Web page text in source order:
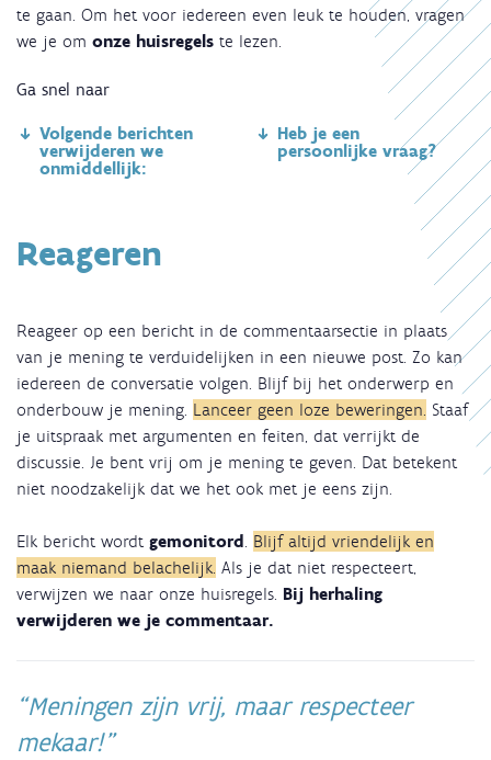
te gaan. Om het voor iedereen even leuk te houden, vragen
we je om onze huisregels te lezen.
Ga snel naar
Volgende berichten
verwijderen we
onmiddellijk:
Heb je een
persoonlijke vraag?
Reageren
Reageer op een bericht in de commentaarsectie in plaats
van je mening te verduidelijken in een nieuwe post. Zo kan
iedereen de conversatie volgen. Blijf bij het onderwerp en
onderbouw je mening. Lanceer geen loze beweringen. Staaf
je uitspraak met argumenten en feiten, dat verrijkt de
discussie. Je bent vrij om je mening te geven. Dat betekent
niet noodzakelijk dat we het ook met je eens zijn.
Elk bericht wordt gemonitord Blijf altijd vriendelijk en
maak niemand belachelijk. Als je dat niet respecteert,
verwijzen we naar onze huisregels. Bij herhaling
verwijderen we je commentaar.
Meningen zijn vrij, maar respecteer
mekaar!